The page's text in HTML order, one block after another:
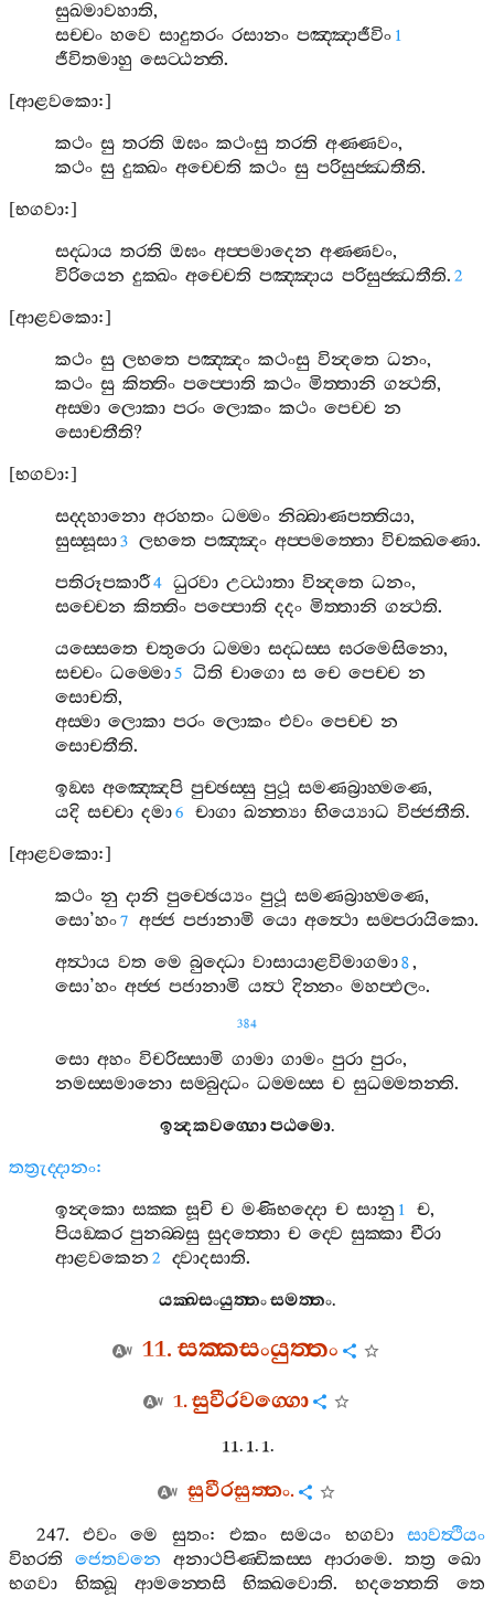
සුඛමාවහාති,
සච‍්චං හවෙ සාදුතරං රසානං පඤ‍්ඤාජීවිං 1
ජීවිතමාහු සෙට‍්ඨන‍්ති.
[ආළවකො:]
කථං සු තරති ඔඝං කථංසු තරති අණ‍්ණවං,
කථං සු දුක‍්ඛං අච‍්චෙති කථං සු පරිසුජ‍්ඣතීති.
[භගවා:]
සද‍්ධාය තරති ඔඝං අප‍්පමාදෙන අණ‍්ණවං,
විරියෙන දුක‍්ඛං අච‍්චෙති පඤ‍්ඤාය පරිසුජ‍්ඣතීති. 2
[ආළවකො:]
කථං සු ලභතෙ පඤ‍්ඤං කථංසු වින්‍දතෙ ධනං,
කථං සු කිත‍්තිං පප‍්පොති කථං මිත‍්තානි ගන්‍ථති,
අස‍්මා ලොකා පරං ලොකං කථං පෙච‍්ච න
සොචතීති?
[භගවා:]
සද‍්දහානො අරහතං ධම‍්මං නිබ‍්බාණපත‍්තියා,
සුස‍්සූසා3 ලභතෙ පඤ‍්ඤං අප‍්පමත‍්තො විචක‍්ඛණො.
පතිරූපකාරී4 ධුරවා උට‍්ඨාතා වින්‍දතෙ ධනං,
සච‍්චෙන කිත‍්තිං පප‍්පොති දදං මිත‍්තානි ගන්‍ථති.
යස‍්සෙතෙ චතුරො ධම‍්මා සද‍්ධස‍්ස ඝරමෙසිනො,
සච‍්චං ධම‍්මො5 ධිති චාගො ස චෙ පෙච‍්ච න
සොචති,
අස‍්මා ලොකා පරං ලොකං එවං පෙච‍්ච න
සොචතීති.
ඉඞ‍්ඝ අඤ‍්ඤෙපි පුච‍්ඡස‍්සු පුථූ සමණබ්‍රාහ‍්මණෙ,
යදි සච‍්චා දමා6 චාගා ඛන‍්ත්‍යා භිය්‍යොධ විජ‍්ජතීති.
[ආළවකො:]
කථං නු දානි පුච‍්ඡෙය්‍යං පුථූ සමණබ්‍රාහ‍්මණෙ,
සො’හං7 අජ‍්ජ පජානාමි යො අත්‍ථො සම‍්පරායිකො.
අත්‍ථාය වත මෙ බුද‍්ධො වාසායාළවිමාගමා8,
සො’හං අජ‍්ජ පජානාමි යත්‍ථ දින‍්නං මහප‍්ඵලං.
384
සො අහං විචරිස‍්සාමි ගාමා ගාමං පුරා පුරං,
නමස‍්සමානො සම‍්බුද‍්ධං ධම‍්මස‍්ස ච සුධම‍්මතන‍්ති.
ඉන්‍දකවග‍්ගොපඨමො.
තත්‍රුද‍්දානං:
ඉන්‍දකො සක‍්ක සූචි ච මණිභද‍්දො ච සානු 1 ච,
පියඞ‍්කර පුනබ‍්බසු සුදත‍්තො ච ද‍්වෙ සුක‍්කා චීරා
ආළවකෙන 2 ද‍්වාදසාති.
යක‍්ඛසංයුත‍්තංසමත‍්තං.
11.සක‍්කසංයුත‍්තං
1.සුවීරවග‍්ගො
11. 1. 1.
සුවීරසුත‍්තං.
247. එවං මෙ සුතං: එකං සමයං භගවා
සාවත්‍ථියං
විහරති
ජෙතවනෙ අනාථපිණ‍්ඩිකස‍්ස ආරාමෙ. තත්‍ර
ඛො
භගවා
භික‍්ඛූ ආමන‍්තෙසි භික‍්ඛවොති.භදන‍්තෙති
තෙ